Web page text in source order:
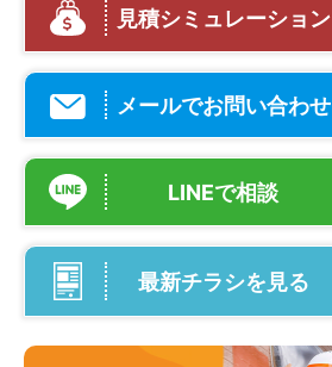
見積シミュレーション
メールでお問い合わせ
LINEで相談
最新チラシを見る